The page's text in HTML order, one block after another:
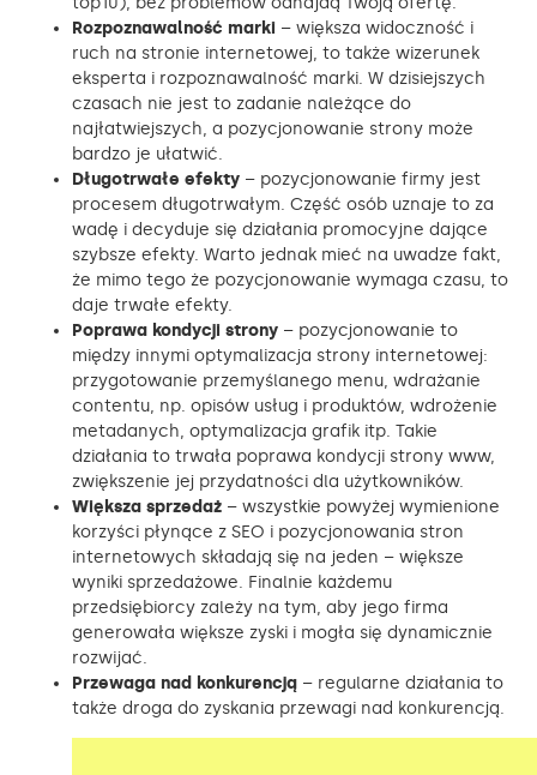
Rozpoznawalność marki – większa widoczność i
ruch na stronie internetowej, to także wizerunek
eksperta i rozpoznawalność marki. W dzisiejszych
czasach nie jest to zadanie należące do
najłatwiejszych, a pozycjonowanie strony może
bardzo je ułatwić.
Długotrwałe efekty – pozycjonowanie firmy jest
procesem długotrwałym. Część osób uznaje to za
wadę i decyduje się działania promocyjne dające
szybsze efekty. Warto jednak mieć na uwadze fakt,
że mimo tego że pozycjonowanie wymaga czasu, to
daje trwałe efekty.
Poprawa kondycji strony – pozycjonowanie to
między innymi optymalizacja strony internetowej:
przygotowanie przemyślanego menu, wdrażanie
contentu, np. opisów usług i produktów, wdrożenie
metadanych, optymalizacja grafik itp. Takie
działania to trwała poprawa kondycji strony www,
zwiększenie jej przydatności dla użytkowników.
Większa sprzedaż – wszystkie powyżej wymienione
korzyści płynące z SEO i pozycjonowania stron
internetowych składają się na jeden – większe
wyniki sprzedażowe. Finalnie każdemu
przedsiębiorcy zależy na tym, aby jego firma
generowała większe zyski i mogła się dynamicznie
rozwijać.
Przewaga nad konkurencją – regularne działania to
także droga do zyskania przewagi nad konkurencją.